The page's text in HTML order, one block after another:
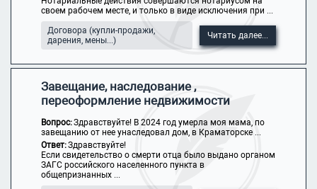
своем рабочем месте, и только в виде исключения при ...
Договора (купли-продажи,
дарения, мены...)
Читать далее...
Завещание, наследование ,
переоформление недвижимости
Вопрос:Здравствуйте! В 2024 год умерла моя мама, по
завещанию от нее унаследовал дом, в Краматорске ...
Ответ:Здравствуйте!
Если свидетельство о смерти отца было выдано органом
ЗАГС российского населенного пункта в
общепризнанных ...